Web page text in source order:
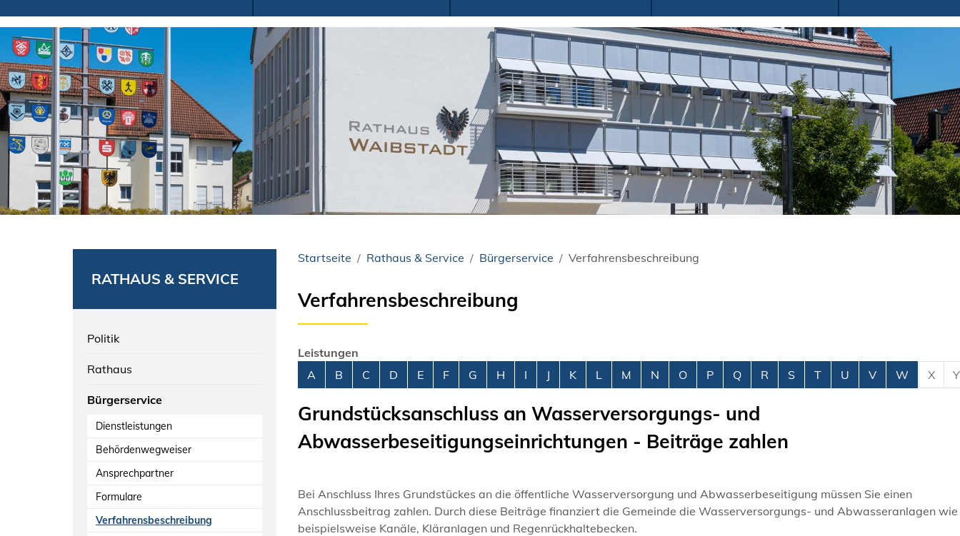
RATHAUS & SERVICE
Politik
Rathaus
Bürgerservice
Dienstleistungen
Behördenwegweiser
Ansprechpartner
Formulare
Verfahrensbeschreibung
Startseite Rathaus & Service Bürgerservice Verfahrensbeschreibung
Verfahrensbeschreibung
Leistungen
Alphabetisches Register überspringen
A B C D E F G H I J K L M N O P Q R S T U V W X Y
Grundstücksanschluss an Wasserversorgungs- und
Abwasserbeseitigungseinrichtungen - Beiträge zahlen
Bei Anschluss Ihres Grundstückes an die öffentliche Wasserversorgung und Abwasserbeseitigung müssen Sie einen
Anschlussbeitrag zahlen. Durch diese Beiträge finanziert die Gemeinde die Wasserversorgungs- und Abwasseranlagen wie
beispielsweise Kanäle, Kläranlagen und Regenrückhaltebecken.